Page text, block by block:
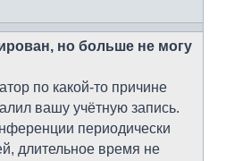
но больше не могу
по какой-то причине
вашу учётную запись.
периодически
длительное время не